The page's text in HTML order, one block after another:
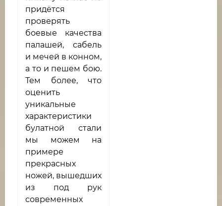
придётся
проверять
боевые качества
палашей, сабель
и мечей в конном,
а то и пешем бою.
Тем более, что
оценить
уникальные
характеристики
булатной стали
мы можем на
примере
прекрасных
ножей, вышедших
из под рук
современных